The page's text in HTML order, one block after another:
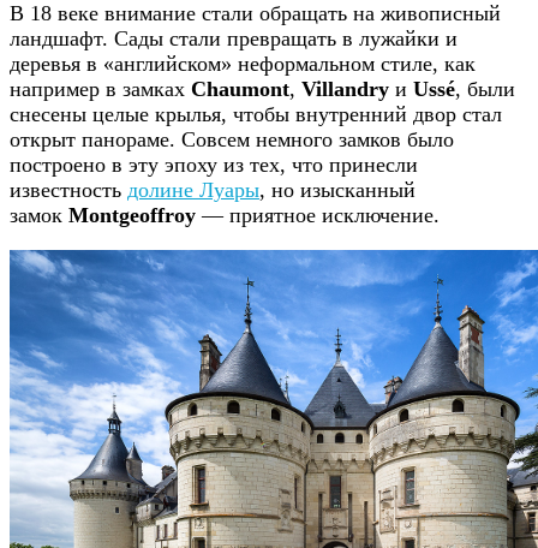
В 18 веке внимание стали обращать на живописный
ландшафт. Сады стали превращать в лужайки и
деревья в «английском» неформальном стиле, как
например в замках Chaumont, Villandry и Ussé, были
снесены целые крылья, чтобы внутренний двор стал
открыт панораме. Совсем немного замков было
построено в эту эпоху из тех, что принесли
известность долине Луары, но изысканный
замок Montgeoffroy — приятное исключение.